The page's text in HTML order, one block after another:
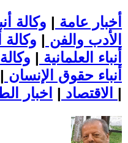
أخبار عامة | وكالة
الأدب والفن | وكالة
أنباء العلمانية |
أنباء حقوق الإنسان |
الاقتصاد | |